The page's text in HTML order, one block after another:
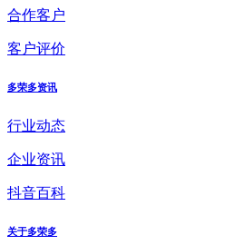
合作客户
客户评价
多荣多资讯
行业动态
企业资讯
抖音百科
关于多荣多